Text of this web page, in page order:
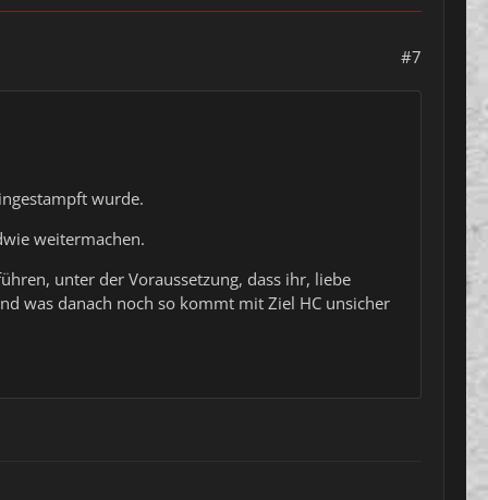
#7
wurde.
weitermachen.
unter der Voraussetzung, dass ihr, liebe
was danach noch so kommt mit Ziel HC unsicher